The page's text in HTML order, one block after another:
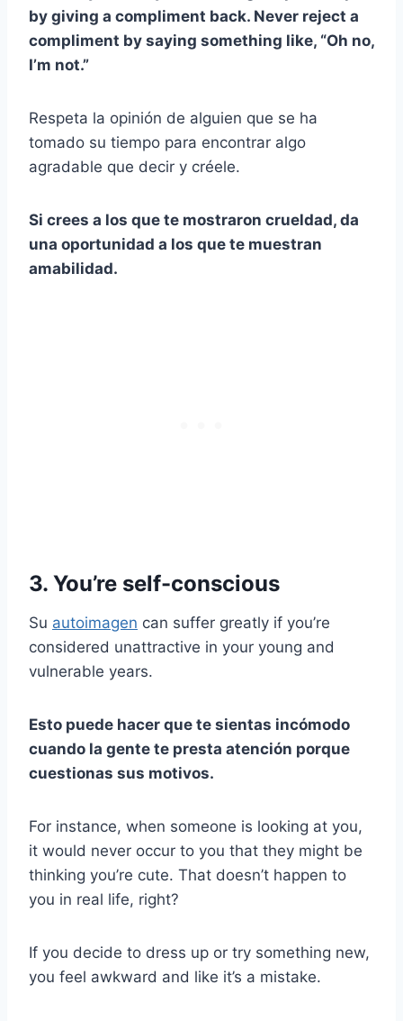
by giving a compliment back. Never reject a
compliment by saying something like, “Oh no,
I’m not.”
Respeta la opinión de alguien que se ha
tomado su tiempo para encontrar algo
agradable que decir y créele.
Si crees a los que te mostraron crueldad, da
una oportunidad a los que te muestran
amabilidad.
3. You’re self-conscious
Su autoimagen can suffer greatly if you’re
considered unattractive in your young and
vulnerable years.
Esto puede hacer que te sientas incómodo
cuando la gente te presta atención porque
cuestionas sus motivos.
For instance, when someone is looking at you,
it would never occur to you that they might be
thinking you’re cute. That doesn’t happen to
you in real life, right?
If you decide to dress up or try something new,
you feel awkward and like it’s a mistake.